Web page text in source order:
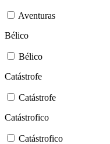
Aventuras
Bélico
Bélico
Catástrofe
Catástrofe
Catástrofico
Catástrofico